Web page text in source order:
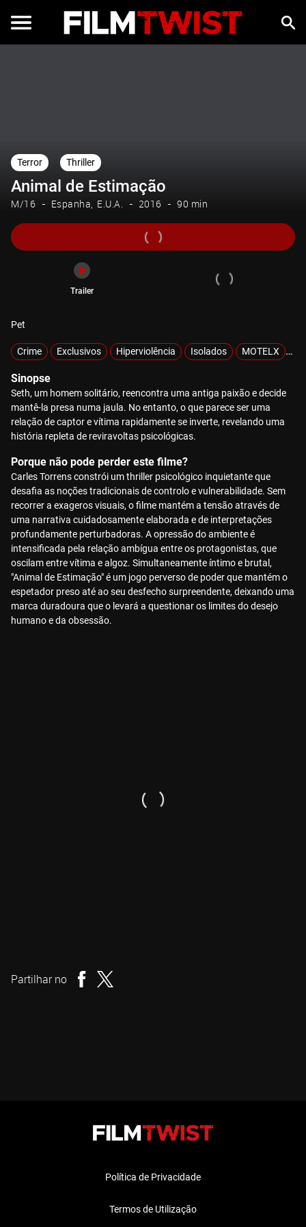
Terror Thriller
Animal de Estimação
M/16 Espanha E.U.A. 2016 90 min
Trailer
Pet
Crime Exclusivos Hiperviolência Isolados MOTELX
Sinopse
Seth, um homem solitário, reencontra uma antiga paixão e decide
mantê-la presa numa jaula. No entanto, o que parece ser uma
relação de captor e vítima rapidamente se inverte, revelando uma
história repleta de reviravoltas psicológicas.
Porque não pode perder este filme?
Carles Torrens constrói um thriller psicológico inquietante que
desafia as noções tradicionais de controlo e vulnerabilidade. Sem
recorrer a exageros visuais, o filme mantém a tensão através de
uma narrativa cuidadosamente elaborada e de interpretações
profundamente perturbadoras. A opressão do ambiente é
intensificada pela relação ambígua entre os protagonistas, que
oscilam entre vítima e algoz. Simultaneamente íntimo e brutal,
"Animal de Estimação" é um jogo perverso de poder que mantém o
espetador preso até ao seu desfecho surpreendente, deixando uma
marca duradoura que o levará a questionar os limites do desejo
humano e da obsessão.
Partilhar no
Política de Privacidade
Termos de Utilização